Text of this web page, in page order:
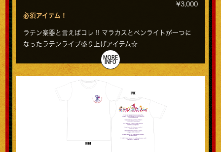
¥3,000
必須アイテム！
ラテン楽器と言えばコレ !! マラカスとペンライトが一つに
なったラテンライブ盛り上げアイテム☆
MORE
INFO